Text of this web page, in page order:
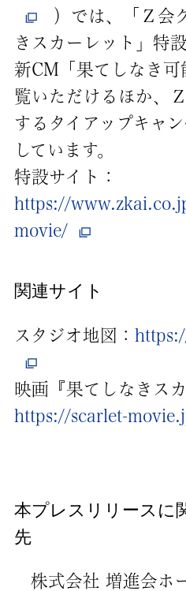
）では、「Ｚ会
きスカーレット」特
新CM「果てしなき
覧いただけるほか、
するタイアップキャ
しています。
特設サイト：
https://
movie/
関連サイト
スタジオ地図：
映画『果てしなきス
https://scarlet-
本プレスリリースに
先
株式会社 増進会ホ